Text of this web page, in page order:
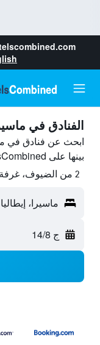
الفنادق في
ابحث عن فنادق في
بينها على HotelsCombined ووفّر.
2 من الضيوف، غرفة واحدة
ماسيرا، إيطاليا
ج 14/8